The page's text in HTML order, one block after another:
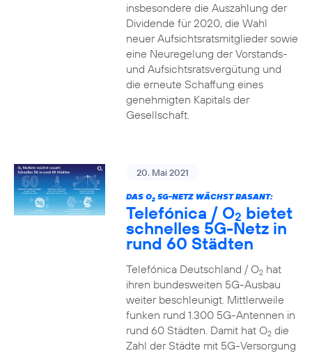
insbesondere die Auszahlung der
Dividende für 2020, die Wahl
neuer Aufsichtsratsmitglieder sowie
eine Neuregelung der Vorstands-
und Aufsichtsratsvergütung und
die erneute Schaffung eines
genehmigten Kapitals der
Gesellschaft.
20. Mai 2021
DAS O25G-NETZ WÄCHST RASANT:
Telefónica / O2 bietet
schnelles 5G-Netz in
rund 60 Städten
Telefónica Deutschland / O2hat
ihren bundesweiten 5G-Ausbau
weiter beschleunigt. Mittlerweile
funken rund 1.300 5G-Antennen in
rund 60 Städten. Damit hat O2die
Zahl der Städte mit 5G-Versorgung